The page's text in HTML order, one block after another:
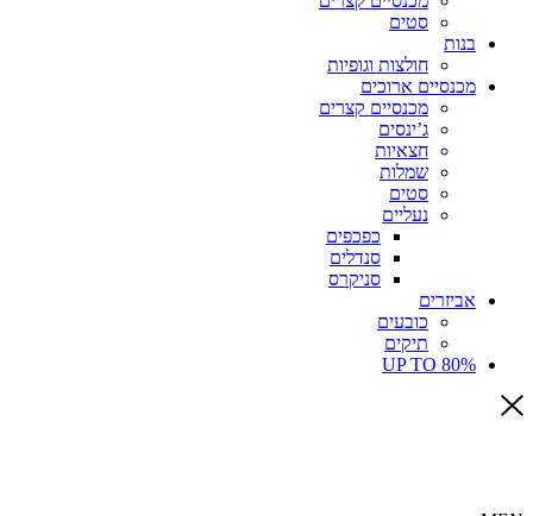
סטים
בנות
חולצות וגופיות
מכנסיים ארוכים
מכנסיים קצרים
ג’ינסים
חצאיות
שמלות
סטים
נעליים
כפכפים
סנדלים
סניקרס
אביזרים
כובעים
תיקים
UP TO 80%